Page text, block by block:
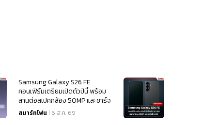
Samsung Galaxy S26 FE
คอนเฟิร์มเตรียมเปิดตัวปีนี้ พร้อม
สานต่อสเปคกล้อง 50MP และชาร์จ
ไว 45W
สมาร์ทโฟน | 6 ส.ค. 69